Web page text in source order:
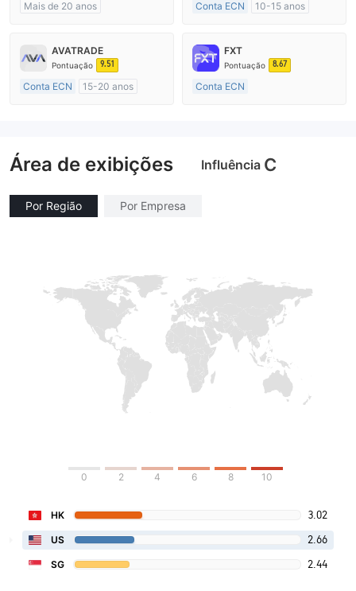
Mais de 20 anos
Etiqueta principal MT4
Conta ECN
10-15 anos
Market Marketing (MM)
Etiqueta principal MT4
AVATRADE
Pontuação 9.51
Conta ECN
15-20 anos
FXT
Pontuação 8.67
Conta ECN
Etiqueta principal MT4
Área de exibições Influência C
Por Região Por Empresa
0 2 4 6 8 10
HK 3.02
US 2.66
SG 2.44